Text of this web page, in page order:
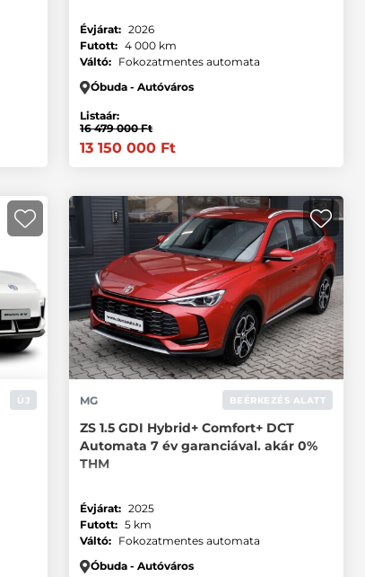
Évjárat: 2026
Futott: 4 000 km
Váltó: Fokozatmentes automata
Óbuda - Autóváros
Listaár:
16 479 000 Ft
13 150 000 Ft
ÚJ BEÉRKEZÉS ALATT
MG
ZS 1.5 GDI Hybrid+ Comfort+ DCT
Automata 7 év garanciával. akár 0%
THM
Évjárat: 2025
Futott: 5 km
Váltó: Fokozatmentes automata
Óbuda - Autóváros